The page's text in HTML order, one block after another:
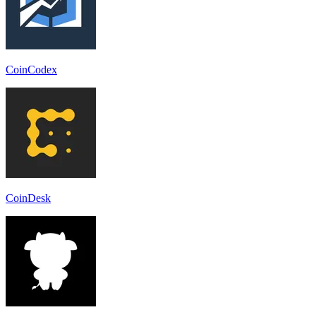
CoinCodex
CoinDesk